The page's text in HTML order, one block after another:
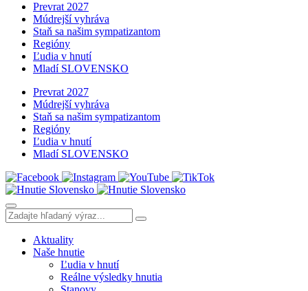
Prevrat 2027
Múdrejší vyhráva
Staň sa našim sympatizantom
Regióny
Ľudia v hnutí
Mladí SLOVENSKO
Prevrat 2027
Múdrejší vyhráva
Staň sa našim sympatizantom
Regióny
Ľudia v hnutí
Mladí SLOVENSKO
Aktuality
Naše hnutie
Ľudia v hnutí
Reálne výsledky hnutia